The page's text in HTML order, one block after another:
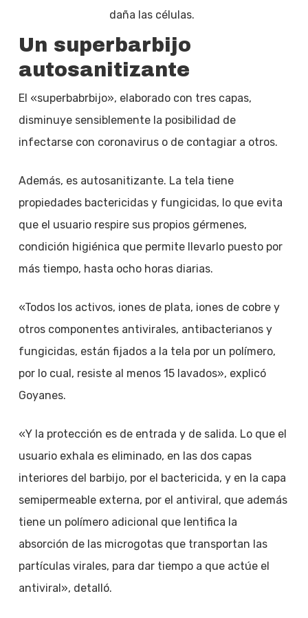
daña las células.
Un superbarbijo
autosanitizante
El «superbabrbijo», elaborado con tres capas,
disminuye sensiblemente la posibilidad de
infectarse con coronavirus o de contagiar a otros.
Además, es autosanitizante. La tela tiene
propiedades bactericidas y fungicidas, lo que evita
que el usuario respire sus propios gérmenes,
condición higiénica que permite llevarlo puesto por
más tiempo, hasta ocho horas diarias.
«Todos los activos, iones de plata, iones de cobre y
otros componentes antivirales, antibacterianos y
fungicidas, están fijados a la tela por un polímero,
por lo cual, resiste al menos 15 lavados», explicó
Goyanes.
«Y la protección es de entrada y de salida. Lo que el
usuario exhala es eliminado, en las dos capas
interiores del barbijo, por el bactericida, y en la capa
semipermeable externa, por el antiviral, que además
tiene un polímero adicional que lentifica la
absorción de las microgotas que transportan las
partículas virales, para dar tiempo a que actúe el
antiviral», detalló.